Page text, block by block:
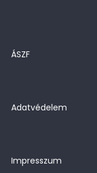
ÁSZF
Adatvédelem
Impresszum